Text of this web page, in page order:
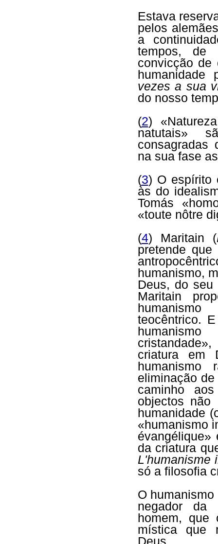
Estava
pelos
a
tempos, de
convicção
vezes a sua
do nosso
(2)
natutais»
consagradas
na sua fase
(3) O espírito
às do
Tomás
«toute nôtre
(4) Maritain (
pretende
humanismo,
Deus, do seu
Maritain
teocêntrico.
criatura em
humanismo
eliminação
caminho
objectos
humanidade
«humanismo
da criatura
L'humanisme
só a filosofia
O
negador da
homem, que
mística que
Deus...